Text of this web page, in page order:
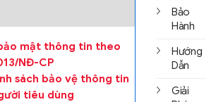
mật thông tin theo
NĐ-CP
sách bảo vệ thông tin
tiêu dùng
Bảo
Hành
Hướng
Dẫn
Giải